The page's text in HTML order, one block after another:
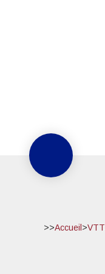
>>Accueil >VTT